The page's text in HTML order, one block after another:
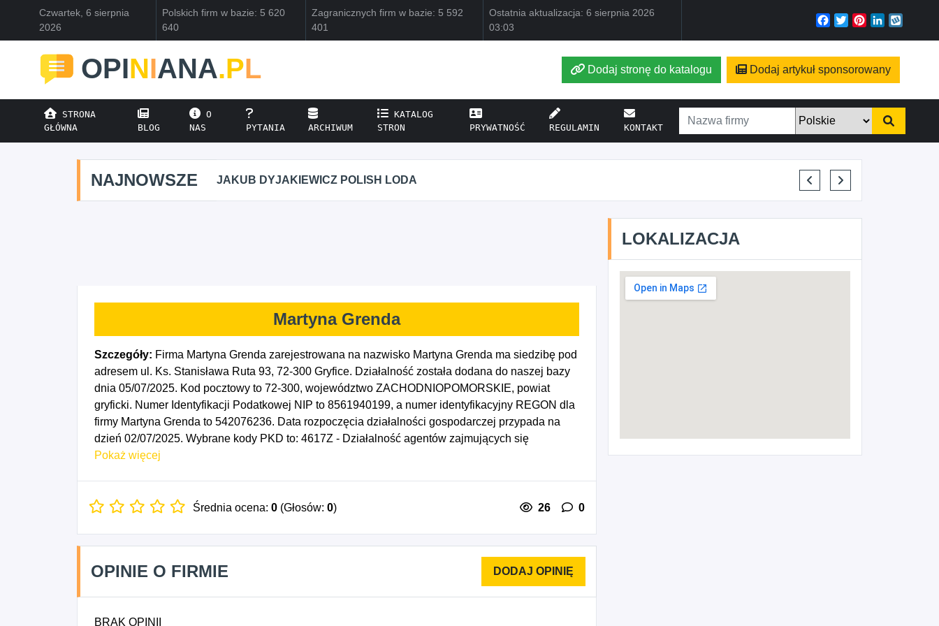
Czwartek, 6 sierpnia
2026
Polskich firm w bazie: 5 620
640
Zagranicznych firm w bazie: 5 592
401
Ostatnia aktualizacja: 6 sierpnia 2026
03:03
Facebook
TwitterPinterest
LinkedIn
OPINIANA.PL Dodaj stronę do katalogu Dodaj artykuł sponsorowany
STRONA
GŁÓWNA
BLOG
O
NAS
PYTANIA ARCHIWUM
KATALOG
STRON
PRYWATNOŚĆ REGULAMIN KONTAKT
NAJNOWSZE
DYJAKIEWICZ POLISH LODA
Martyna Grenda
Szczegóły: Firma Martyna Grenda zarejestrowana na nazwisko Martyna Grenda ma siedzibę pod
adresem ul. Ks. Stanisława Ruta 93, 72-300 Gryfice. Działalność została dodana do naszej bazy
dnia 05/07/2025. Kod pocztowy to 72-300, województwo ZACHODNIOPOMORSKIE, powiat
gryficki. Numer Identyfikacji Podatkowej NIP to 8561940199, a numer identyfikacyjny REGON dla
firmy Martyna Grenda to 542076236. Data rozpoczęcia działalności gospodarczej przypada na
dzień 02/07/2025. Wybrane kody PKD to: 4617Z - Działalność agentów zajmujących się
sprzedażą żywności, napojów i wyrobów tytoniowych, 4618Z - Działalność agentów
niewyspecjalizowanych sklepach z przewagą żywności, napojów i wyrobów tytoniowych, 4721Z -
4723Z - Sprzedaż detaliczna ryb, skorupiaków i mięczaków prowadzona w wyspecjalizowanych
sklepach, 4724Z - Sprzedaż detaliczna pieczywa, ciast, wyrobów ciastkarskich i cukierniczych
prowadzona w wyspecjalizowanych sklepach, 4725Z - Sprzedaż detaliczna napojów
Sprzedaż detaliczna wyrobów tytoniowych prowadzona w wyspecjalizowanych sklepach, 4762Z -
Pokaż więcej
Średnia ocena: 0 (Głosów: 0) 26 0
OPINIE O FIRMIE
BRAK OPINII
LOKALIZACJA